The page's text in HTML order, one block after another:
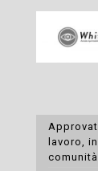
lavoro,
comunità